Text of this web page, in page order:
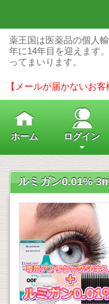
薬王国は医薬品の個人
年に14年目を迎えます
ってまいります。
【メールが届かないお客
ホーム ログイン
ルミガン0.01%